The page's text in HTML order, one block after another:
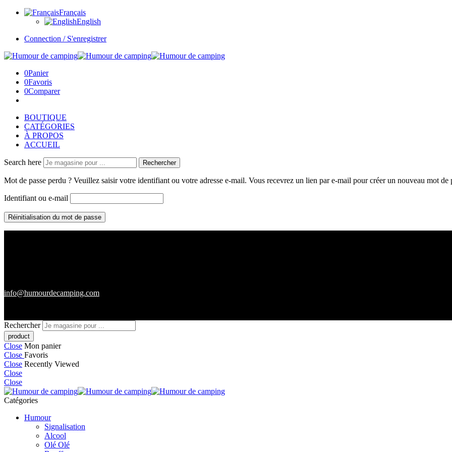
Français
English
Connection / S'enregistrer
0Panier
0Favoris
0Comparer
BOUTIQUE
CATÉGORIES
À PROPOS
ACCUEIL
Search here Rechercher
Mot de passe perdu ? Veuillez saisir votre identifiant ou votre adresse e-mail. Vous recevrez un lien par e-mail pour créer un nouveau mot de
Identifiant ou e-mail
Réinitialisation du mot de passe
info@humourdecamping.com
Rechercher
Close Mon panier
Close Favoris
Close Recently Viewed
Close
Close
Catégories
Humour
Signalisation
Alcool
Olé Olé